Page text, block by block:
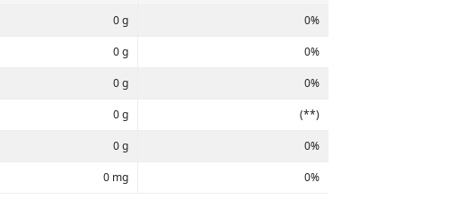
0 g 0%
0 g 0%
0 g 0%
0 g (**)
0 g 0%
0 mg 0%